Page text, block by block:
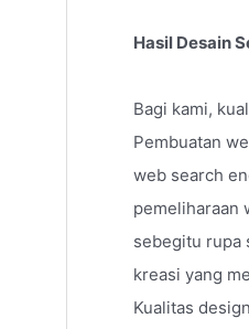
Hasil Desain
Bagi kami,
Pembuatan
web search
pemeliharaan
sebegitu rupa
kreasi yang
Kualitas